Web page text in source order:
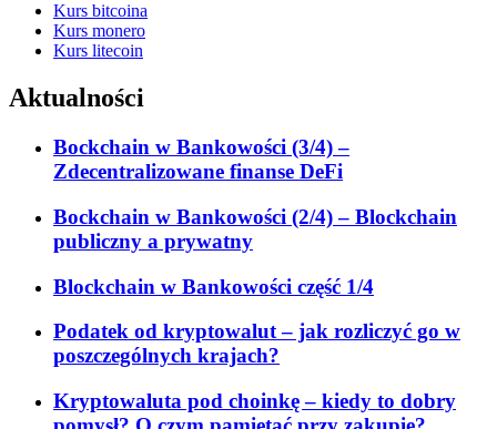
Kurs bitcoina
Kurs monero
Kurs litecoin
Aktualności
Bockchain w Bankowości (3/4) –
Zdecentralizowane finanse DeFi
Bockchain w Bankowości (2/4) – Blockchain
publiczny a prywatny
Blockchain w Bankowości część 1/4
Podatek od kryptowalut – jak rozliczyć go w
poszczególnych krajach?
Kryptowaluta pod choinkę – kiedy to dobry